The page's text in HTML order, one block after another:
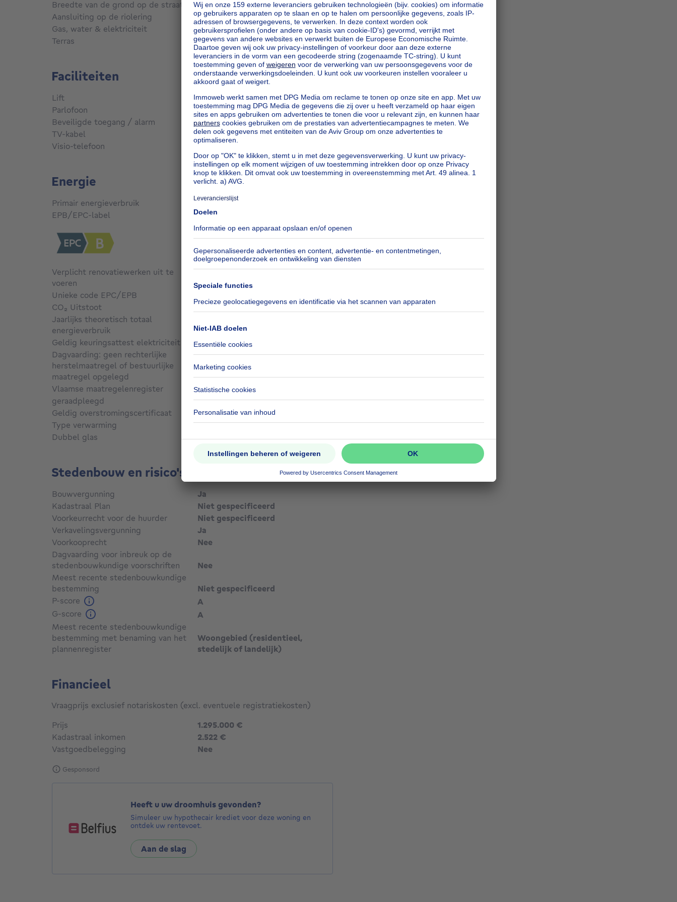
Breedte van de grond op de straat
23 m meters
Aansluiting op de riolering
Aangesloten
Gas, water & elektriciteit
Ja
Terras
Ja
Faciliteiten
Lift
Nee
Parlofoon
Nee
Beveiligde toegang / alarm
Ja
TV-kabel
Ja
Visio-telefoon
Nee
Energie
Primair energieverbruik 134kWh/m²
EPB/EPC-label
B
Verplicht renovatiewerken uit te
voeren
Nee
Unieke code EPC/EPB
CO₂ Uitstoot
Niet gespecificeerd
Jaarlijks theoretisch totaal
energieverbruik
Niet gespecificeerd
Geldig keuringsattest elektriciteit
Ja
Dagvaarding: geen rechterlijke
herstelmaatregel of bestuurlijke
maatregel opgelegd
Niet gespecificeerd
Vlaamse maatregelenregister
geraadpleegd
Nee
Geldig overstromingscertificaat
Niet gespecificeerd
Type verwarming
Gas
Dubbel glas
Ja
Stedenbouw en risico's
Bouwvergunning
Ja
Kadastraal Plan
Niet gespecificeerd
Voorkeurrecht voor de huurder
Niet gespecificeerd
Verkavelingsvergunning
Ja
Voorkooprecht
Nee
Dagvaarding voor inbreuk op de
stedenbouwkundige voorschriften
Nee
Meest recente stedenbouwkundige
bestemming
Niet gespecificeerd
P-score
A
G-score
A
Meest recente stedenbouwkundige
bestemming met benaming van het
plannenregister
Woongebied (residentieel,
stedelijk of landelijk)
Financieel
Vraagprijs exclusief notariskosten (excl. eventuele registratiekosten)
Prijs
1.295.000 €
Kadastraal inkomen
2.522 €
Vastgoedbelegging
Nee
Gesponsord
Heeft u uw droomhuis gevonden?
Simuleer uw hypothecair krediet voor deze woning en
ontdek uw rentevoet.
Aan de slag